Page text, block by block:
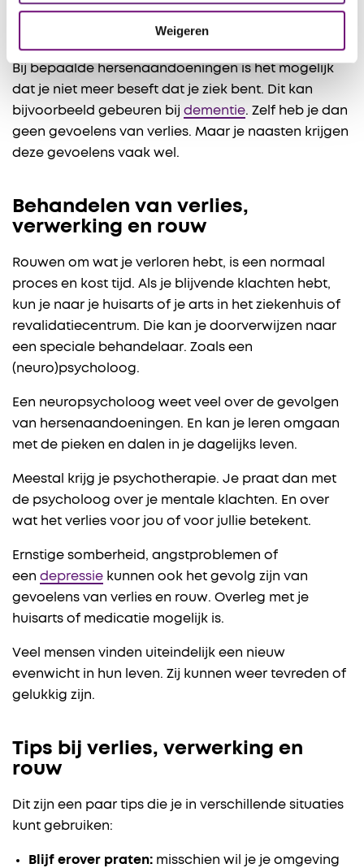
Weigeren
de ziekte van Huntington
cerebrale parese (CP)
Bij bepaalde hersenaandoeningen is het mogelijk
dat je niet meer beseft dat je ziek bent. Dit kan
bijvoorbeeld gebeuren bij dementie. Zelf heb je dan
geen gevoelens van verlies. Maar je naasten krijgen
deze gevoelens vaak wel.
Behandelen van verlies,
verwerking en rouw
Rouwen om wat je verloren hebt, is een normaal
proces en kost tijd. Als je blijvende klachten hebt,
kun je naar je huisarts of je arts in het ziekenhuis of
revalidatiecentrum. Die kan je doorverwijzen naar
een speciale behandelaar. Zoals een
(neuro)psycholoog.
Een neuropsycholoog weet veel over de gevolgen
van hersenaandoeningen. En kan je leren omgaan
met de pieken en dalen in je dagelijks leven.
Meestal krijg je psychotherapie. Je praat dan met
de psycholoog over je mentale klachten. En over
wat het verlies voor jou of voor jullie betekent.
Ernstige somberheid, angstproblemen of
een depressie kunnen ook het gevolg zijn van
gevoelens van verlies en rouw. Overleg met je
huisarts of medicatie mogelijk is.
Veel mensen vinden uiteindelijk een nieuw
evenwicht in hun leven. Zij kunnen weer tevreden of
gelukkig zijn.
Tips bij verlies, verwerking en
rouw
Dit zijn een paar tips die je in verschillende situaties
kunt gebruiken:
Blijf erover praten: misschien wil je je omgeving